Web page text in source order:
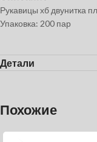
Рукавицы хб двунитка
Упаковка: 200 пар
Детали
Похожие